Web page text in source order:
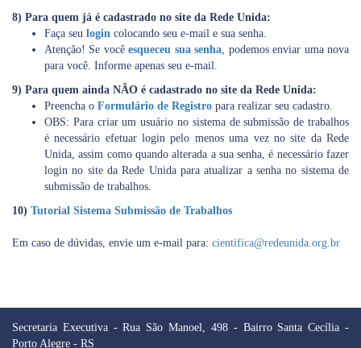
8) Para quem já é cadastrado no site da Rede Unida:
Faça seu login colocando seu e-mail e sua senha.
Atenção! Se vocêesqueceu sua senha, podemos enviar uma nova
para você. Informe apenas seu e-mail.
9) Para quem ainda NÃO é cadastrado no site da Rede Unida:
Preencha o Formulário de Registro para realizar seu cadastro.
OBS: Para criar um usuário no sistema de submissão de trabalhos
é necessário efetuar login pelo menos uma vez no site da Rede
Unida, assim como quando alterada a sua senha, é necessário fazer
login no site da Rede Unida para atualizar a senha no sistema de
submissão de trabalhos.
10) Tutorial Sistema Submissão de Trabalhos
Em caso de dúvidas, envie um e-mail para: cientifica@redeunida.org.br
Secretaria Executiva - Rua São Manoel, 498 - Bairro Santa Cecília -
Porto Alegre - RS